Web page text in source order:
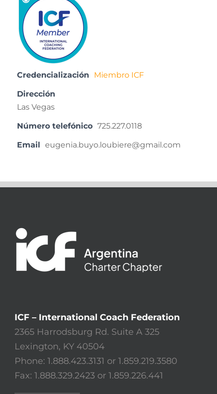
Credencialización Miembro ICF
Dirección
Las Vegas
Número telefónico 725.227.0118
Email eugenia.buyo.loubiere@gmail.com
ICF – International Coach Federation
2365 Harrodsburg Rd. Suite A 325
Lexington, KY 40504
Phone: 1.888.423.3131 or 1.859.219.3580
Fax: 1.888.329.2423 or 1.859.226.441